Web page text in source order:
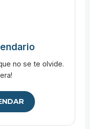
no se te olvide.